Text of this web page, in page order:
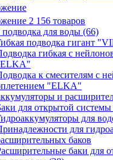
2 156 товаров
подводка для воды (66)
подводка гигант
гибкая с
к смесителям с
"ELKA"
и
для открытой
для
для
баков
баки для